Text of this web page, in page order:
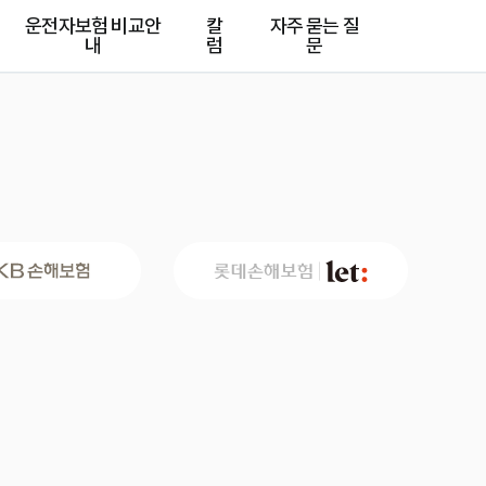
운전자보험 비교안
내
칼
럼
자주 묻는 질
문